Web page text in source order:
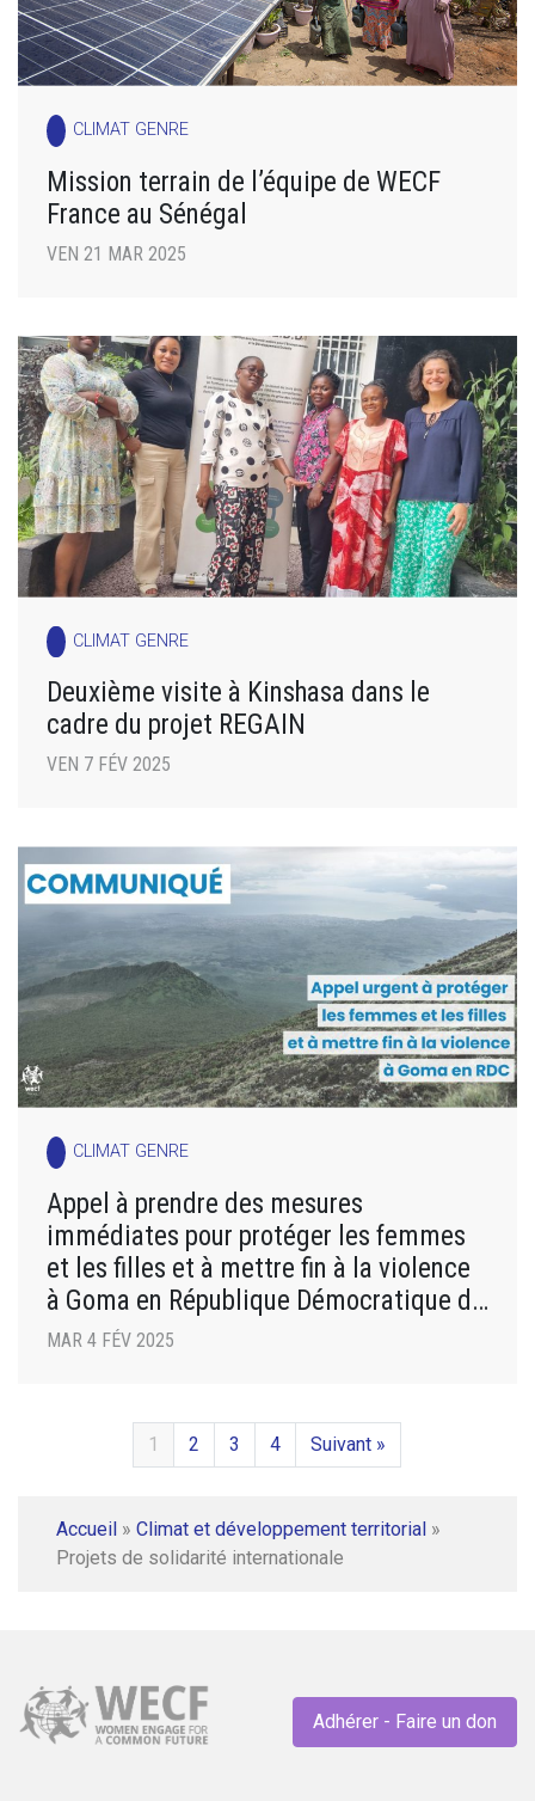
CLIMAT GENRE
Mission terrain de l’équipe de WECF
France au Sénégal
VEN 21 MAR 2025
CLIMAT GENRE
Deuxième visite à Kinshasa dans le
cadre du projet REGAIN
VEN 7 FÉV 2025
CLIMAT GENRE
Appel à prendre des mesures
immédiates pour protéger les femmes
et les filles et à mettre fin à la violence
à Goma en République Démocratique du
Congo
MAR 4 FÉV 2025
1 2 3 4 Suivant »
Accueil » Climat et développement territorial »
Projets de solidarité internationale
Adhérer - Faire un don